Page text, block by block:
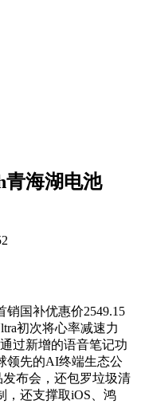
青海湖电池
国补优惠价2549.15
初次将心率减速力
过新增的语音笔记功
领先的AI终端生态公
布会，还包罗垃圾清
，还支撑取iOS、鸿